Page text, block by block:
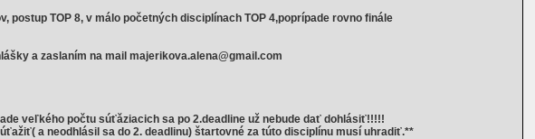
postup TOP 8, v málo početných disciplínach TOP 4,poprípade rovno finále
a zaslaním na mail majerikova.alena@gmail.com
veľkého počtu súťǎziacich sa po 2.deadline už nebude dať dohlásiť!!!!!
a neodhlásil sa do 2. deadlinu) štartovné za túto disciplínu musí uhradiť.**